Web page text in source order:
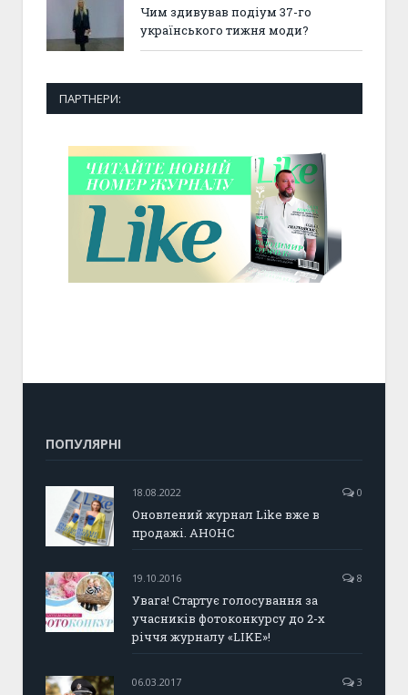
Чим здивував подіум 37-го
українського тижня моди?
ПАРТНЕРИ:
ПОПУЛЯРНІ
18.08.2022 0
Оновлений журнал Like вже в
продажі. АНОНС
19.10.2016 8
Увага! Стартує голосування за
учасників фотоконкурсу до 2-х
річчя журналу «LIKE»!
06.03.2017 3